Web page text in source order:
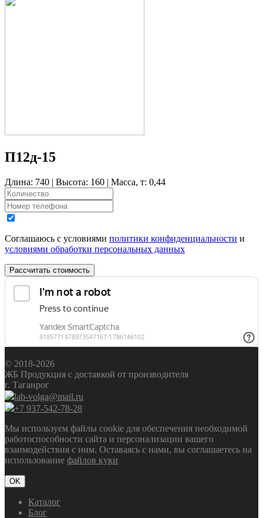
П12д-15
Длина: 740 | Высота: 160 | Масса, т: 0,44
Соглашаюсь с условиями политики конфиденциальности и
условиями обработки персональных данных
Рассчитать стоимость
© 2018-2026
ЖБ Продукция с доставкой от производителя
г. Таганрог
lab-volga@mail.ru
+7 937-542-78-28
Мы используем файлы cookie для обеспечения необходимой
работоспособности сайта и персонализации вашего
взаимодействия с ним. Оставаясь с нами, вы соглашаетесь на
использование файлов куки
OK
Каталог
Блог